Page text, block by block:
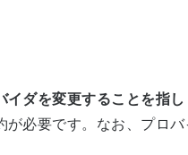
イダを変更することを指
必要です。なお、プロ